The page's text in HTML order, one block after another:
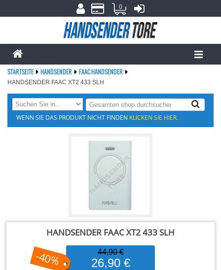
0
STARTSEITE HANDSENDER FAAC HANDSENDER
HANDSENDER FAAC XT2 433 SLH
WENN SIE DAS PRODUKT NICHT FINDEN KLICKEN SIE HIER.
HANDSENDER FAAC XT2 433 SLH
44,90 €
26,90 €
-40%